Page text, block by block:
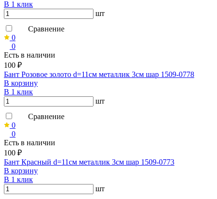
В 1 клик
шт
Сравнение
0
0
Есть в наличии
100 ₽
Бант Розовое золото d=11см металлик 3см шар 1509-0778
В корзину
В 1 клик
шт
Сравнение
0
0
Есть в наличии
100 ₽
Бант Красный d=11см металлик 3см шар 1509-0773
В корзину
В 1 клик
шт